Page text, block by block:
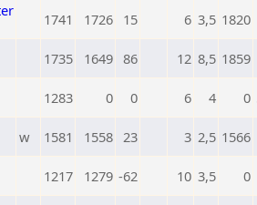
1741 1726 15 6 3,5 1820
1735 1649 86 12 8,5 1859
1283 0 0 6 4 0
w 1581 1558 23 3 2,5 1566
1217 1279 -62 10 3,5 0